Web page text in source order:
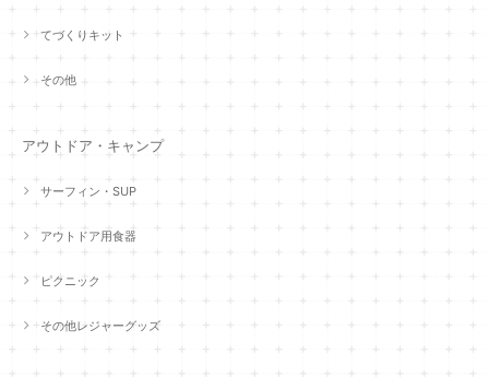
てづくりキット
その他
アウトドア・キャンプ
サーフィン・SUP
アウトドア用食器
ピクニック
その他レジャーグッズ